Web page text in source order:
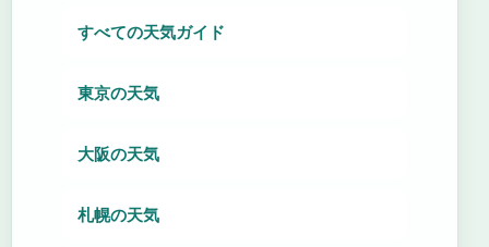
すべての天気ガイド
東京の天気
大阪の天気
札幌の天気